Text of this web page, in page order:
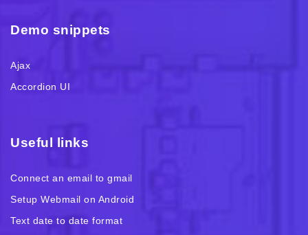
Demo snippets
Ajax
Accordion UI
Useful links
Connect an email to gmail
Setup Webmail on Android
Text date to date format